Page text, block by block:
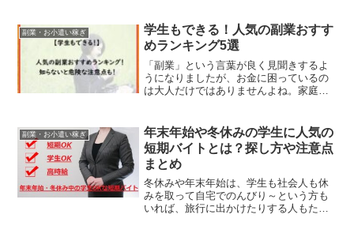
みを取って自宅でのんびり～という方も
いれば、旅行に出かけたりする人もたく
さんいます。でも、中には短期のバイト
をしてお小遣い稼ぎをやってみようか
な・・・と考えている方もたくさんいま
す。しかも、この時期は師走...
副業・お小遣い稼ぎ
女性におすすめの副業2026年最
新版！稼げる安全な方法4つと危
近年は、副業をはじめたいと考えてる女
性も増えてきていますし、女性でもでき
るお仕事もいろいろとありますよね。と
くに、ネットを使ったお金の稼ぎ方なら
在宅ワークとして手軽にできるので、家
事や育児などで忙しくても安心して働く
ことができるというのも魅...
副業・お小遣い稼ぎ
趣味でお金を稼ぐ方法！初心者も
安全にできるおすすめ副業トップ